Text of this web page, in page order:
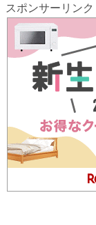
スポンサーリンク